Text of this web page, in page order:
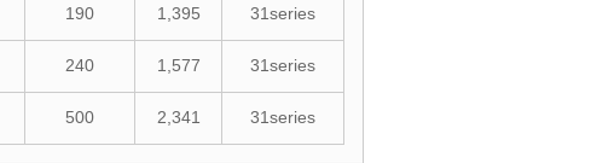
190 1,395 31series
240 1,577 31series
500 2,341 31series